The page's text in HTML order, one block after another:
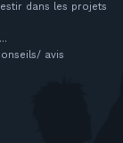
dans les projets
avis